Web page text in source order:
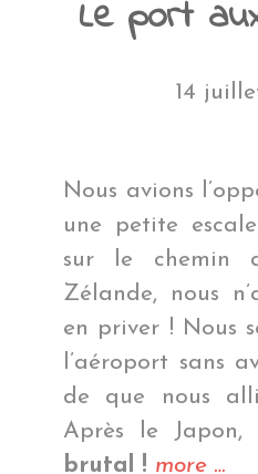
Le port
14
Nous avions
une petite
sur le chemin
Zélande, nous
en priver ! Nous
l’aéroport sans
de que nous
Après le
brutal ! more « Le
…